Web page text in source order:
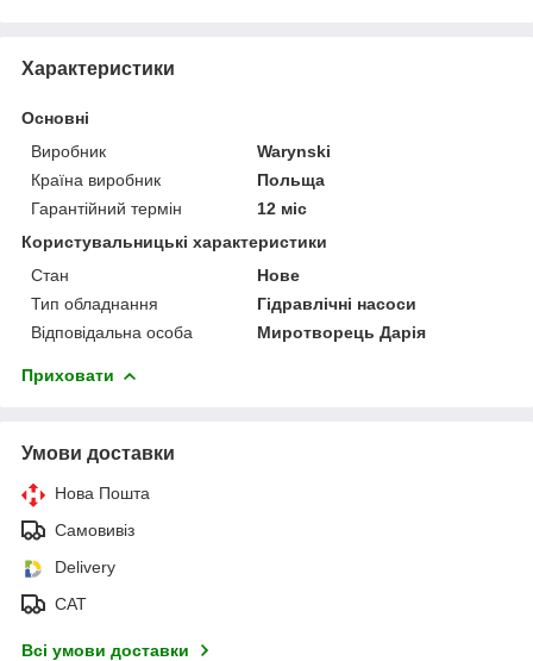
Характеристики
Основні
Виробник
Warynski
Країна виробник
Польща
Гарантійний термін
12 міс
Користувальницькі характеристики
Стан
Нове
Тип обладнання
Гідравлічні насоси
Відповідальна особа
Миротворець Дарія
Приховати
Умови доставки
Нова Пошта
Самовивіз
Delivery
САТ
Всі умови доставки